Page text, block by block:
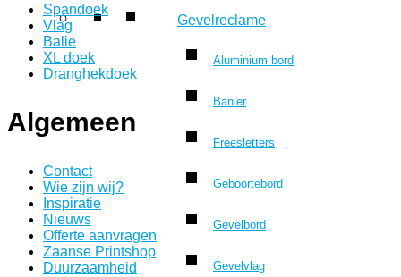
Gevelreclame
Aluminium bord
Banier
Freesletters
Geboortebord
Gevelbord
Gevelvlag
Spandoek
Vlag
Balie
XL doek
Dranghekdoek
Algemeen
Contact
Wie zijn wij?
Inspiratie
Nieuws
Offerte aanvragen
Zaanse Printshop
Duurzaamheid